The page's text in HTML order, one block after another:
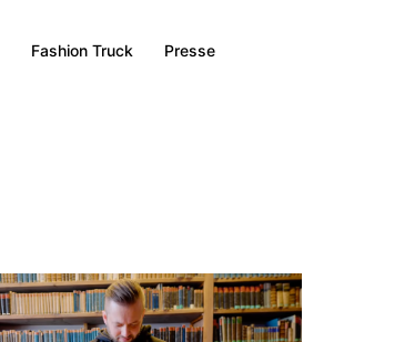
Fashion Truck Presse